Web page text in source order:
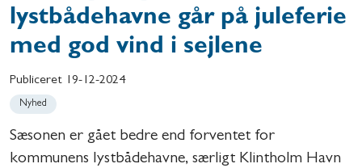
lystbådehavne går på juleferie
med god vind i sejlene
Publiceret 19-12-2024
Nyhed
Sæsonen er gået bedre end forventet for
kommunens lystbådehavne, særligt Klintholm Havn